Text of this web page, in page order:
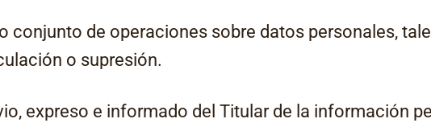
conjunto de operaciones sobre datos personales,
o supresión.
expreso e informado del Titular de la información